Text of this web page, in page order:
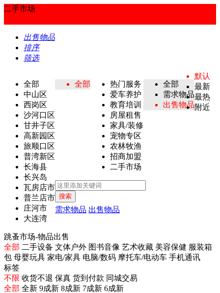
二手市场
出售物品
排序
筛选
全部
中山区
西岗区
沙河口区
甘井子区
高新园区
旅顺口区
普湾新区
长海县
长兴岛
瓦房店市
普兰店市
庄河市
大连湾
全部
热门服务
爱车养护
教育培训
房屋租售
家具/装修
宠物专区
农林牧渔
招商加盟
二手市场
全部
需求物品
出售物品
默认
最新
最热
附近
跳蚤市场-物品出售
全部 二手设备 文体户外 图书音像 艺术收藏 美容保健 服装箱
包 母婴玩具 家电/家具 电脑/数码 摩托车/电动车 手机通讯
标签
不限 收货不退 保真 货到付款 同城交易
全部 全新 9成新 8成新 7成新 6成新
搜索
需求物品 出售物品